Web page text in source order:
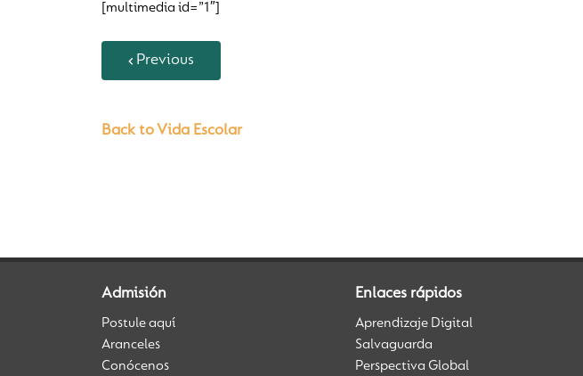
[multimedia id=”1″]
Previous
Back to Vida Escolar
Admisión
Postule aquí
Aranceles
Conócenos
Enlaces rápidos
Aprendizaje Digital
Salvaguarda
Perspectiva Global